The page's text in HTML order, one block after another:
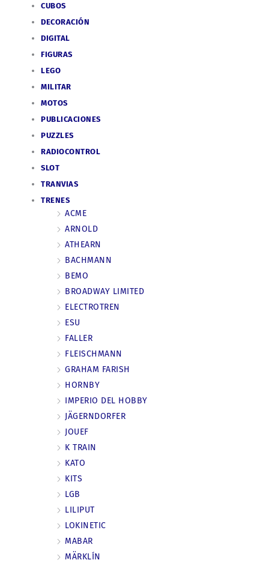
CUBOS
DECORACIÓN
DIGITAL
FIGURAS
LEGO
MILITAR
MOTOS
PUBLICACIONES
PUZZLES
RADIOCONTROL
SLOT
TRANVIAS
TRENES
ACME
ARNOLD
ATHEARN
BACHMANN
BEMO
BROADWAY LIMITED
ELECTROTREN
ESU
FALLER
FLEISCHMANN
GRAHAM FARISH
HORNBY
IMPERIO DEL HOBBY
JÄGERNDORFER
JOUEF
K TRAIN
KATO
KITS
LGB
LILIPUT
LOKINETIC
MABAR
MÄRKLÍN